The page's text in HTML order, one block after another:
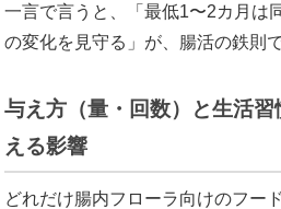
一言で言うと、「最低1〜2カ月は
の変化を見守る」が、腸活の鉄則で
与え方（量・回数）と生活
える影響
どれだけ腸内フローラ向けのフー